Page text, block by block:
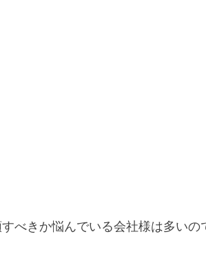
べきか悩んでいる会社様は多いの